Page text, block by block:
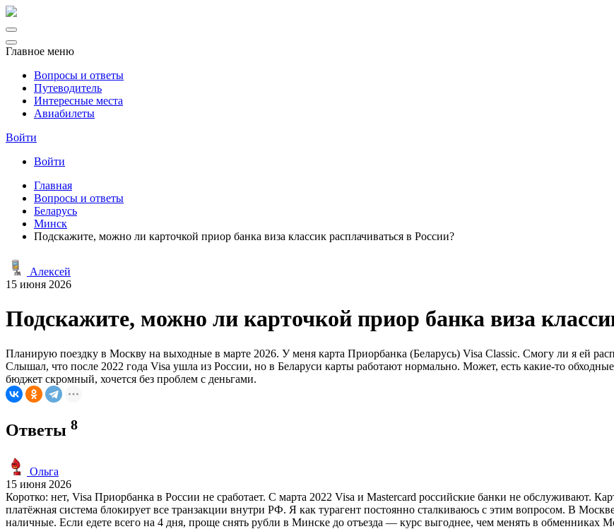
Главное меню
Вопросы и ответы
Путеводитель
Интересные места
Авиабилеты
Войти
Войти
Главная
Вопросы и ответы
Беларусь
Минск
Подскажите, можно ли карточкой приор банка виза классик расплачиваться в России?
Алексей
15 июня 2026
Подскажите, можно ли карточкой приор банка виза
Планирую поездку в Москву на выходные в марте 2026. У меня карта Приорбанка (Беларусь) Visa Classic. Смогу ли я ей
Слышал, что после 2022 года Visa ушла из России, но в Беларуси карты работают нормально. Может, есть какие-то
бюджет скромный, хочется без проблем с деньгами.
Ответы 8
Ольга
15 июня 2026
Коротко: нет, Visa Приорбанка в России не сработает. С марта 2022 Visa и Mastercard российские банки не обслуживают.
платёжная система блокирует все транзакции внутри РФ. Я как турагент постоянно сталкиваюсь с этим вопросом. В
наличные. Если едете всего на 4 дня, проще снять рубли в Минске до отъезда — курс выгоднее, чем менять в